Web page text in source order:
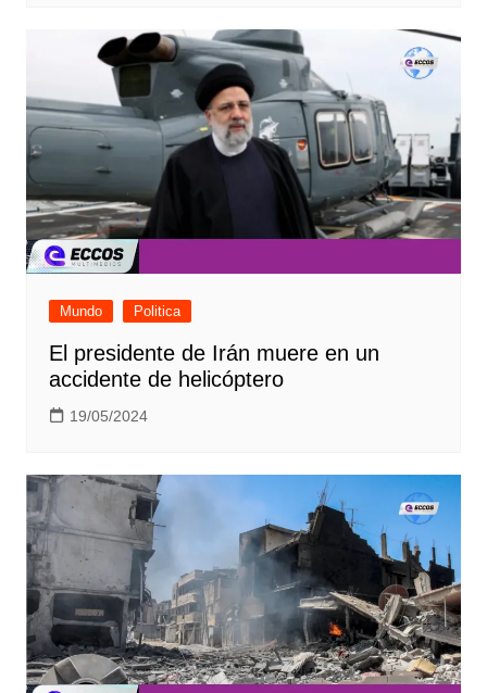
Mundo Politica
El presidente de Irán muere en un
accidente de helicóptero
19/05/2024